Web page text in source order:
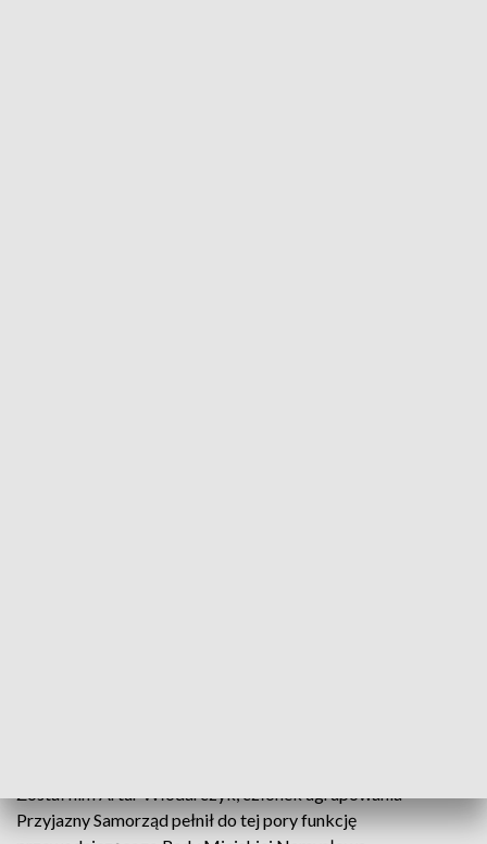
Został nim Artur Włodarczyk, członek ugrupowania
Przyjazny Samorząd pełnił do tej pory funkcję